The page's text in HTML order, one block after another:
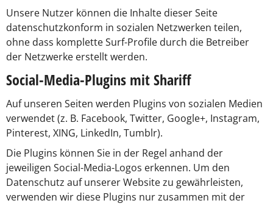
Unsere Nutzer können die Inhalte dieser Seite
datenschutzkonform in sozialen Netzwerken teilen,
ohne dass komplette Surf-Profile durch die Betreiber
der Netzwerke erstellt werden.
Social-Media-Plugins mit Shariff
Auf unseren Seiten werden Plugins von sozialen Medien
verwendet (z. B. Facebook, Twitter, Google+, Instagram,
Pinterest, XING, LinkedIn, Tumblr).
Die Plugins können Sie in der Regel anhand der
jeweiligen Social-Media-Logos erkennen. Um den
Datenschutz auf unserer Website zu gewährleisten,
verwenden wir diese Plugins nur zusammen mit der